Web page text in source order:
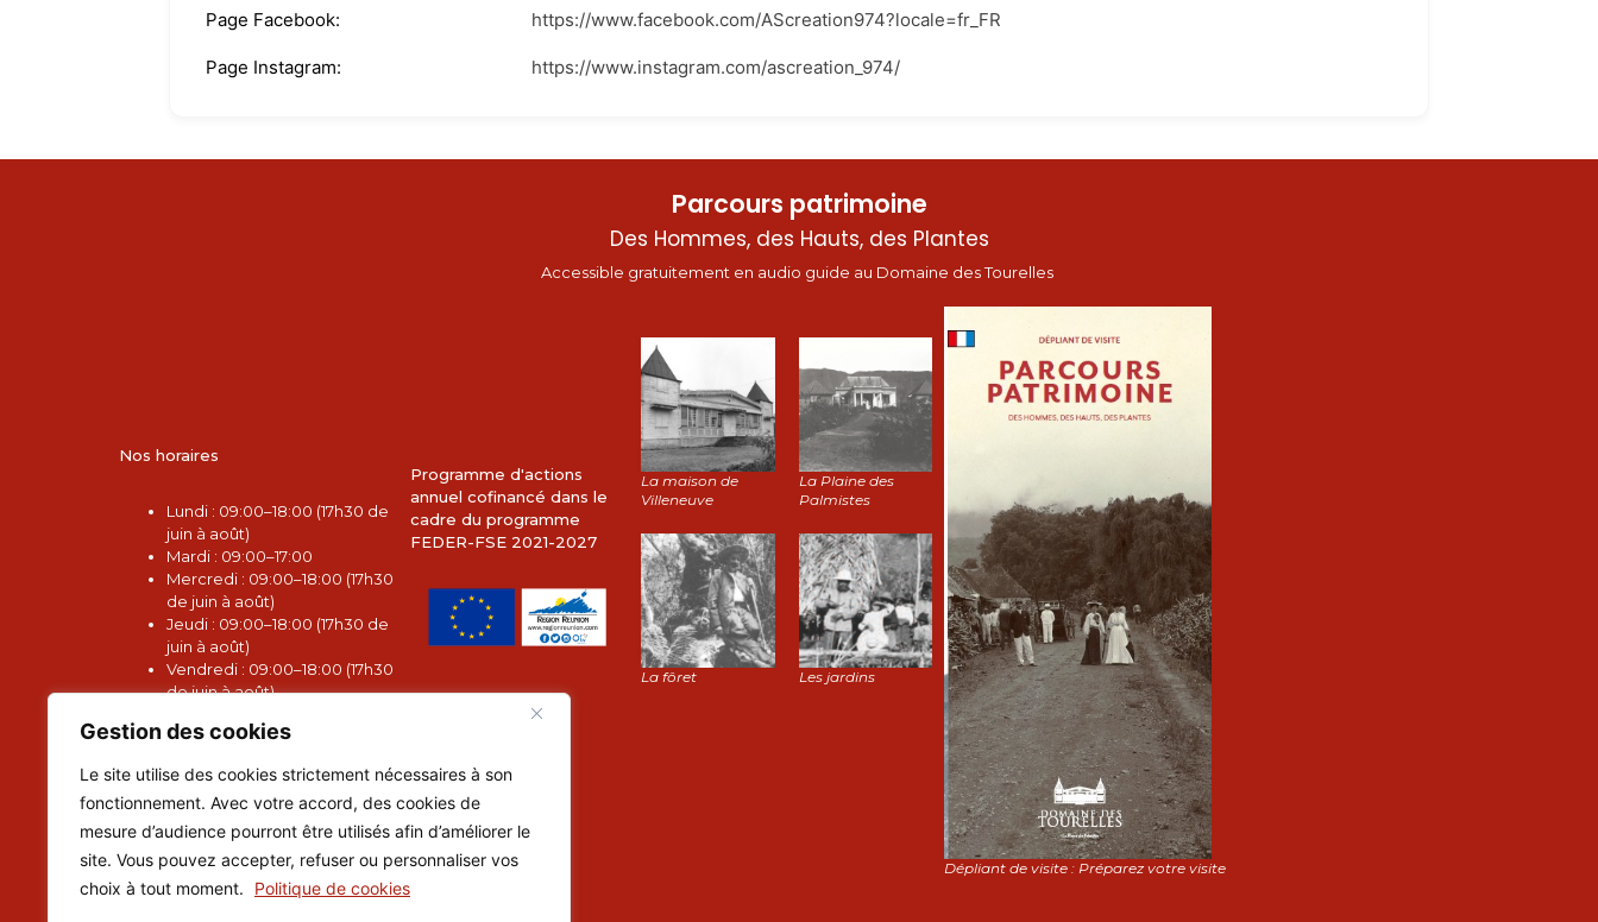
Gestion des cookies
Le site utilise des cookies strictement nécessaires à son
fonctionnement. Avec votre accord, des cookies de
mesure d’audience pourront être utilisés afin d’améliorer le
site. Vous pouvez accepter, refuser ou personnaliser vos
choix à tout moment.
Politique de cookies
Page Facebook https://www.facebook.com/AScreation974?locale=fr_FR
Page Instagram https://www.instagram.com/ascreation_974/
Parcours patrimoine
Des Hommes, des Hauts, des Plantes
Accessible gratuitement en audio guide au Domaine des Tourelles
Nos horaires
L undi : 09:00–18:00 (17h30 de
juin à août)
Mardi : 09:00–17:00
Mercredi : 09:00–18:00 (17h30
de juin à août)
Jeudi : 09:00–18:00 (17h30 de
juin à août)
Vendredi : 09:00–18:00 (17h30
de juin à août)
Dimanche : 10:00–17:00
Programme d'actions
annuel cofinancé dans le
cadre du programme
FEDER-FSE 2021-2027
La maison de
Villeneuve
La Plaine des
Palmistes
La fôret Les jardins
Dépliant de visite : Préparez votre visite